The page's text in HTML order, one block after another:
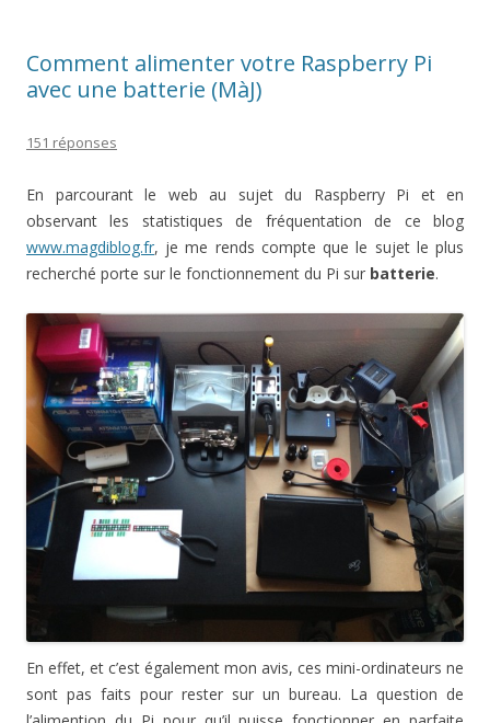
Comment alimenter votre Raspberry Pi
avec une batterie (MàJ)
151 réponses
En parcourant le web au sujet du Raspberry Pi et en
observant les statistiques de fréquentation de ce blog
www.magdiblog.fr, je me rends compte que le sujet le plus
recherché porte sur le fonctionnement du Pi sur batterie.
En effet, et c’est également mon avis, ces mini-ordinateurs ne
sont pas faits pour rester sur un bureau. La question de